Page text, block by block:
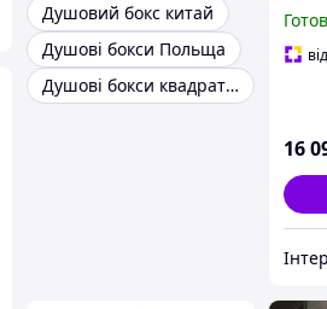
Душовий бокс китай
Душові бокси Польща
Душові бокси квадратні
від
16